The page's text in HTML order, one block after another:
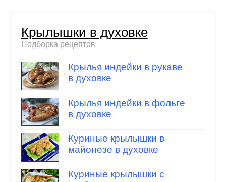
Крылышки в духовке
Подборка рецептов
Крылья индейки в рукаве
в духовке
Крылья индейки в фольге
в духовке
Куриные крылышки в
майонезе в духовке
Куриные крылышки с